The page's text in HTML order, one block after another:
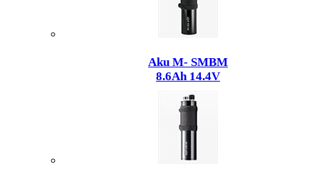
Aku M- SMBM
8.6Ah 14.4V